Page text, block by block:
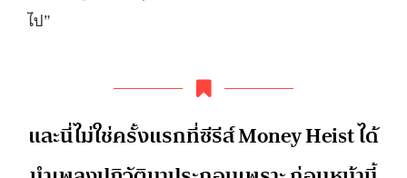
ไป”
และนี่ไม่ใช่ครั้งแรกที่ซีรีส์ Money Heist ได้